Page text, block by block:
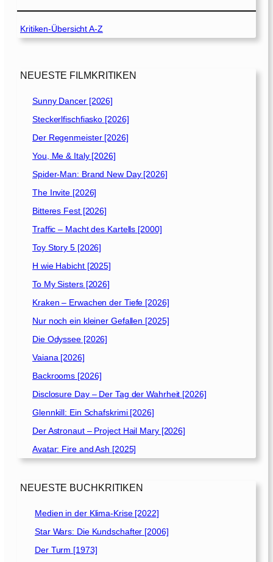
Kritiken-Übersicht A-Z
NEUESTE FILMKRITIKEN
Sunny Dancer [2026]
Steckerlfischfiasko [2026]
Der Regenmeister [2026]
You, Me & Italy [2026]
Spider-Man: Brand New Day [2026]
The Invite [2026]
Bitteres Fest [2026]
Traffic – Macht des Kartells [2000]
Toy Story 5 [2026]
H wie Habicht [2025]
To My Sisters [2026]
Kraken – Erwachen der Tiefe [2026]
Nur noch ein kleiner Gefallen [2025]
Die Odyssee [2026]
Vaiana [2026]
Backrooms [2026]
Disclosure Day – Der Tag der Wahrheit [2026]
Glennkill: Ein Schafskrimi [2026]
Der Astronaut – Project Hail Mary [2026]
Avatar: Fire and Ash [2025]
NEUESTE BUCHKRITIKEN
Medien in der Klima-Krise [2022]
Star Wars: Die Kundschafter [2006]
Der Turm [1973]